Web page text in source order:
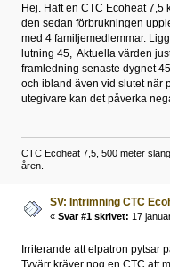
Hej. Haft en CTC Ecoheat
den sedan förbrukningen
med 4 familjemedlemmar.
lutning 45, Aktuella värden
framledning senaste dygnet
och ibland även vid slutet när
utegivare kan det påverka
CTC Ecoheat 7,5, 500 meter
åren.
SV: Intrimning CTC
« Svar #1 skrivet: 17
Irriterande att elpatron pytsar
Tyvärr kräver nog en CTC att